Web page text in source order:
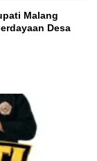
Malang
Desa